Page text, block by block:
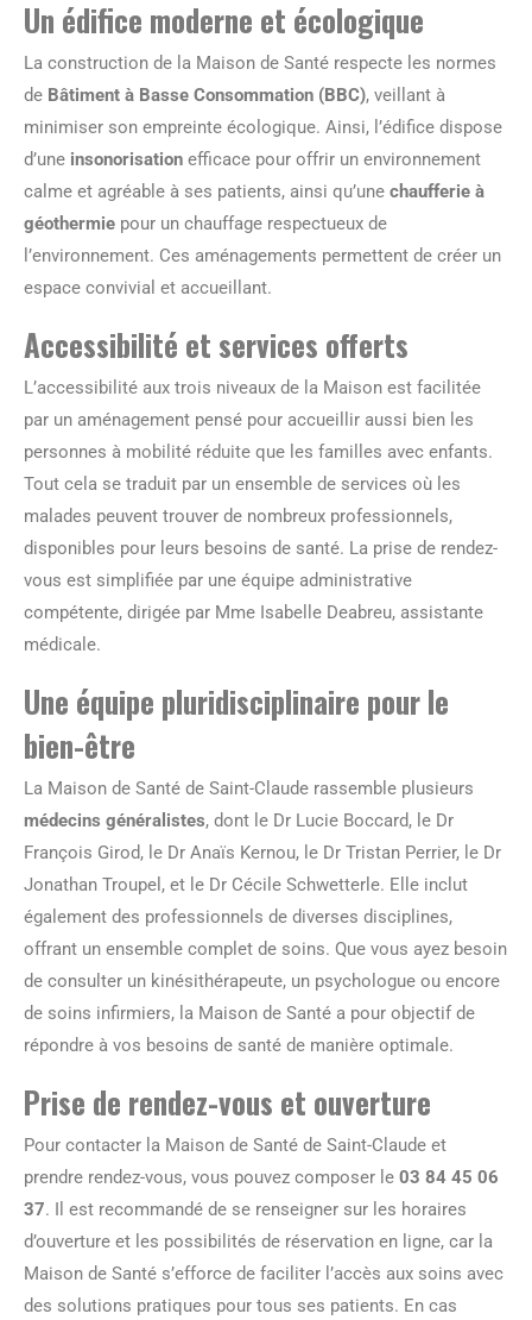
Un édifice moderne et écologique
La construction de la Maison de Santé respecte les normes
de Bâtiment à Basse Consommation (BBC), veillant à
minimiser son empreinte écologique. Ainsi, l’édifice dispose
d’une insonorisation efficace pour offrir un environnement
calme et agréable à ses patients, ainsi qu’une chaufferie à
géothermie pour un chauffage respectueux de
l’environnement. Ces aménagements permettent de créer un
espace convivial et accueillant.
Accessibilité et services offerts
L’accessibilité aux trois niveaux de la Maison est facilitée
par un aménagement pensé pour accueillir aussi bien les
personnes à mobilité réduite que les familles avec enfants.
Tout cela se traduit par un ensemble de services où les
malades peuvent trouver de nombreux professionnels,
disponibles pour leurs besoins de santé. La prise de rendez-
vous est simplifiée par une équipe administrative
compétente, dirigée par Mme Isabelle Deabreu, assistante
médicale.
Une équipe pluridisciplinaire pour le
bien-être
La Maison de Santé de Saint-Claude rassemble plusieurs
médecins généralistes, dont le Dr Lucie Boccard, le Dr
François Girod, le Dr Anaïs Kernou, le Dr Tristan Perrier, le Dr
Jonathan Troupel, et le Dr Cécile Schwetterle. Elle inclut
également des professionnels de diverses disciplines,
offrant un ensemble complet de soins. Que vous ayez besoin
de consulter un kinésithérapeute, un psychologue ou encore
de soins infirmiers, la Maison de Santé a pour objectif de
répondre à vos besoins de santé de manière optimale.
Prise de rendez-vous et ouverture
Pour contacter la Maison de Santé de Saint-Claude et
prendre rendez-vous, vous pouvez composer le 03 84 45 06
37. Il est recommandé de se renseigner sur les horaires
d’ouverture et les possibilités de réservation en ligne, car la
Maison de Santé s’efforce de faciliter l’accès aux soins avec
des solutions pratiques pour tous ses patients. En cas